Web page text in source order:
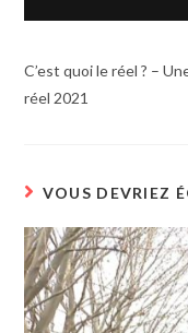
C’est quoi le réel ? –
réel 2021
VOUS DEVRIEZ